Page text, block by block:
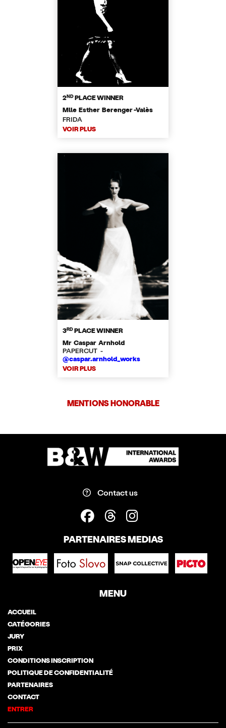
2NDPLACE WINNER
Mlle Esther Berenger -Valès
FRIDA
VOIR PLUS
3RDPLACE WINNER
Mr Caspar Arnhold
PAPERCUT -
@caspar.arnhold_works
VOIR PLUS
MENTIONS HONORABLE
Contact us
PARTENAIRES MEDIAS
MENU
ACCUEIL
CATÉGORIES
JURY
PRIX
CONDITIONS INSCRIPTION
POLITIQUE DE CONFIDENTIALITÉ
PARTENAIRES
CONTACT
ENTRER